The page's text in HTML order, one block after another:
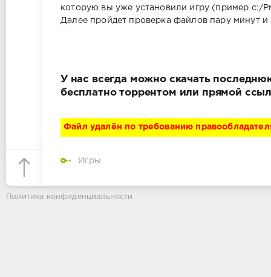
которую вы уже установили игру (пример с:/
Далее пройдет проверка файлов пару минут и
У нас всегда можно скачать
бесплатно торрентом или прямой
Файл удалён по требованию
Игры
Политика конфиденциальности